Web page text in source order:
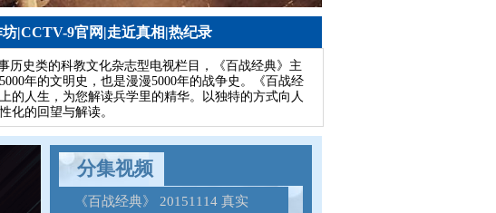
坊|CCTV-9官网|走近真相|热纪录
历史类的科教文化杂志型电视栏目，《百战经典》主
年的文明史，也是漫漫5000年的战争史。《百战经
的人生，为您解读兵学里的精华。以独特的方式向人
化的回望与解读。
分集视频
《百战经典》 20151114 真实